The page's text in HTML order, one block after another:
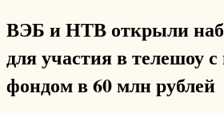
ВЭБ и НТВ открыли
для участия в телешоу
фондом в 60 млн рублей